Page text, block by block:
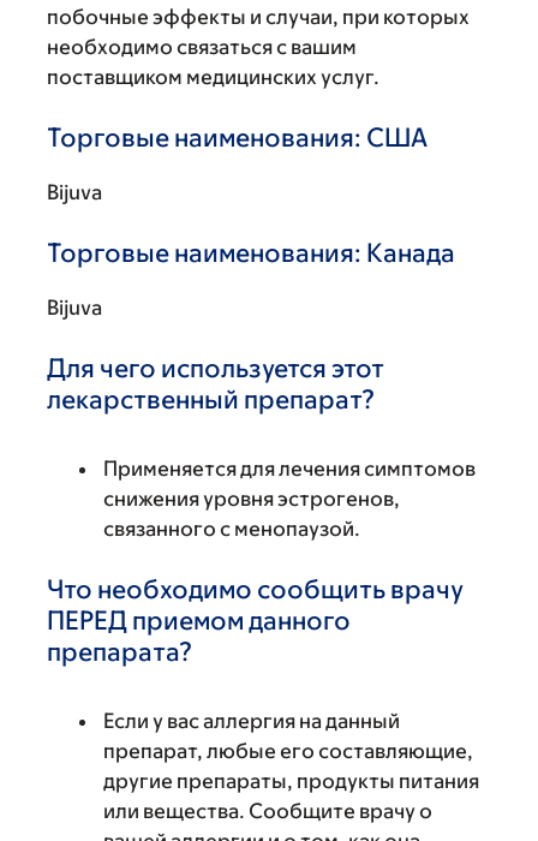
побочные эффекты и случаи, при которых
необходимо связаться с вашим
поставщиком медицинских услуг.
Торговые наименования: США
Bijuva
Торговые наименования: Канада
Bijuva
Для чего используется этот
лекарственный препарат?
Применяется для лечения симптомов
снижения уровня эстрогенов,
связанного с менопаузой.
Что необходимо сообщить врачу
ПЕРЕД приемом данного
препарата?
Если у вас аллергия на данный
препарат, любые его составляющие,
другие препараты, продукты питания
или вещества. Сообщите врачу о